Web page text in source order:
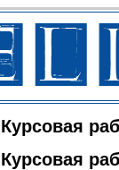
Курсовая
Курсовая